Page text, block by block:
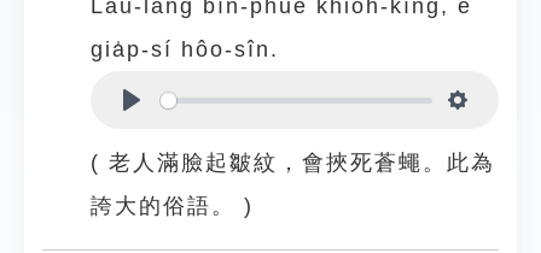
Lāu-lâng bīn-phuê khioh-kíng, ē
gia̍p-sí hôo-sîn.
( 老人滿臉起皺紋，會挾死蒼蠅。此為
誇大的俗語。 )